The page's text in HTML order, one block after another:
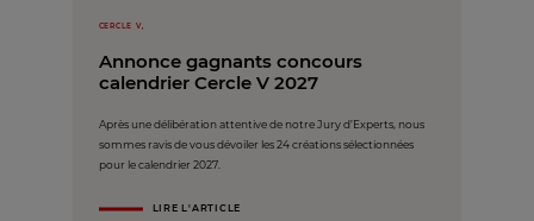
CERCLE V,
Annonce gagnants concours
calendrier Cercle V 2027
Après une délibération attentive de notre Jury d’Experts, nous
sommes ravis de vous dévoiler les 24 créations sélectionnées
pour le calendrier 2027.
LIRE L'ARTICLE